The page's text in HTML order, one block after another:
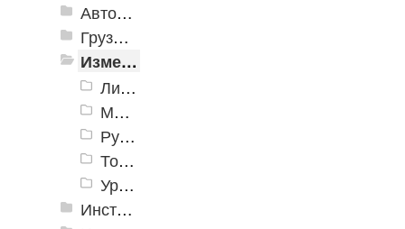
Автомобильные инструменты
Грузоподъёмное оборудование
Измерительные инструменты
Линейки, угольники
Мерные ленты
Рулетки
Точные измерительные приборы
Уровни
Инструмент для крепления листовых материалов